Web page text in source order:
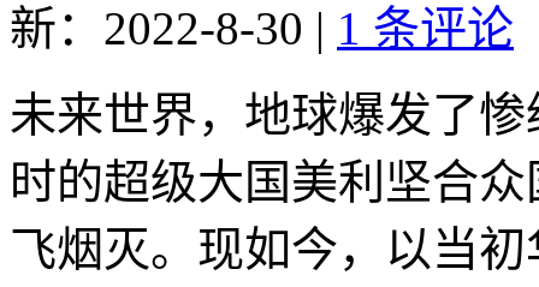
新：2022-8-30 | 1 条评论
未来世界，地球爆发了
时的超级大国美利坚合
飞烟灭。现如今，以当